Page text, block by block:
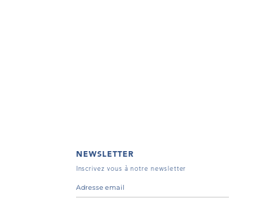
NEWSLETTER
Inscrivez vous à notre newsletter